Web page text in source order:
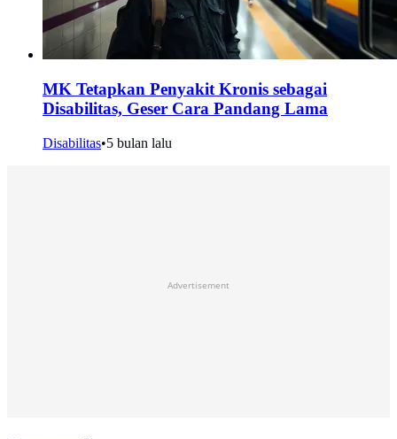
MK Tetapkan Penyakit Kronis sebagai
Disabilitas, Geser Cara Pandang Lama
Disabilitas•5 bulan lalu
Advertisement